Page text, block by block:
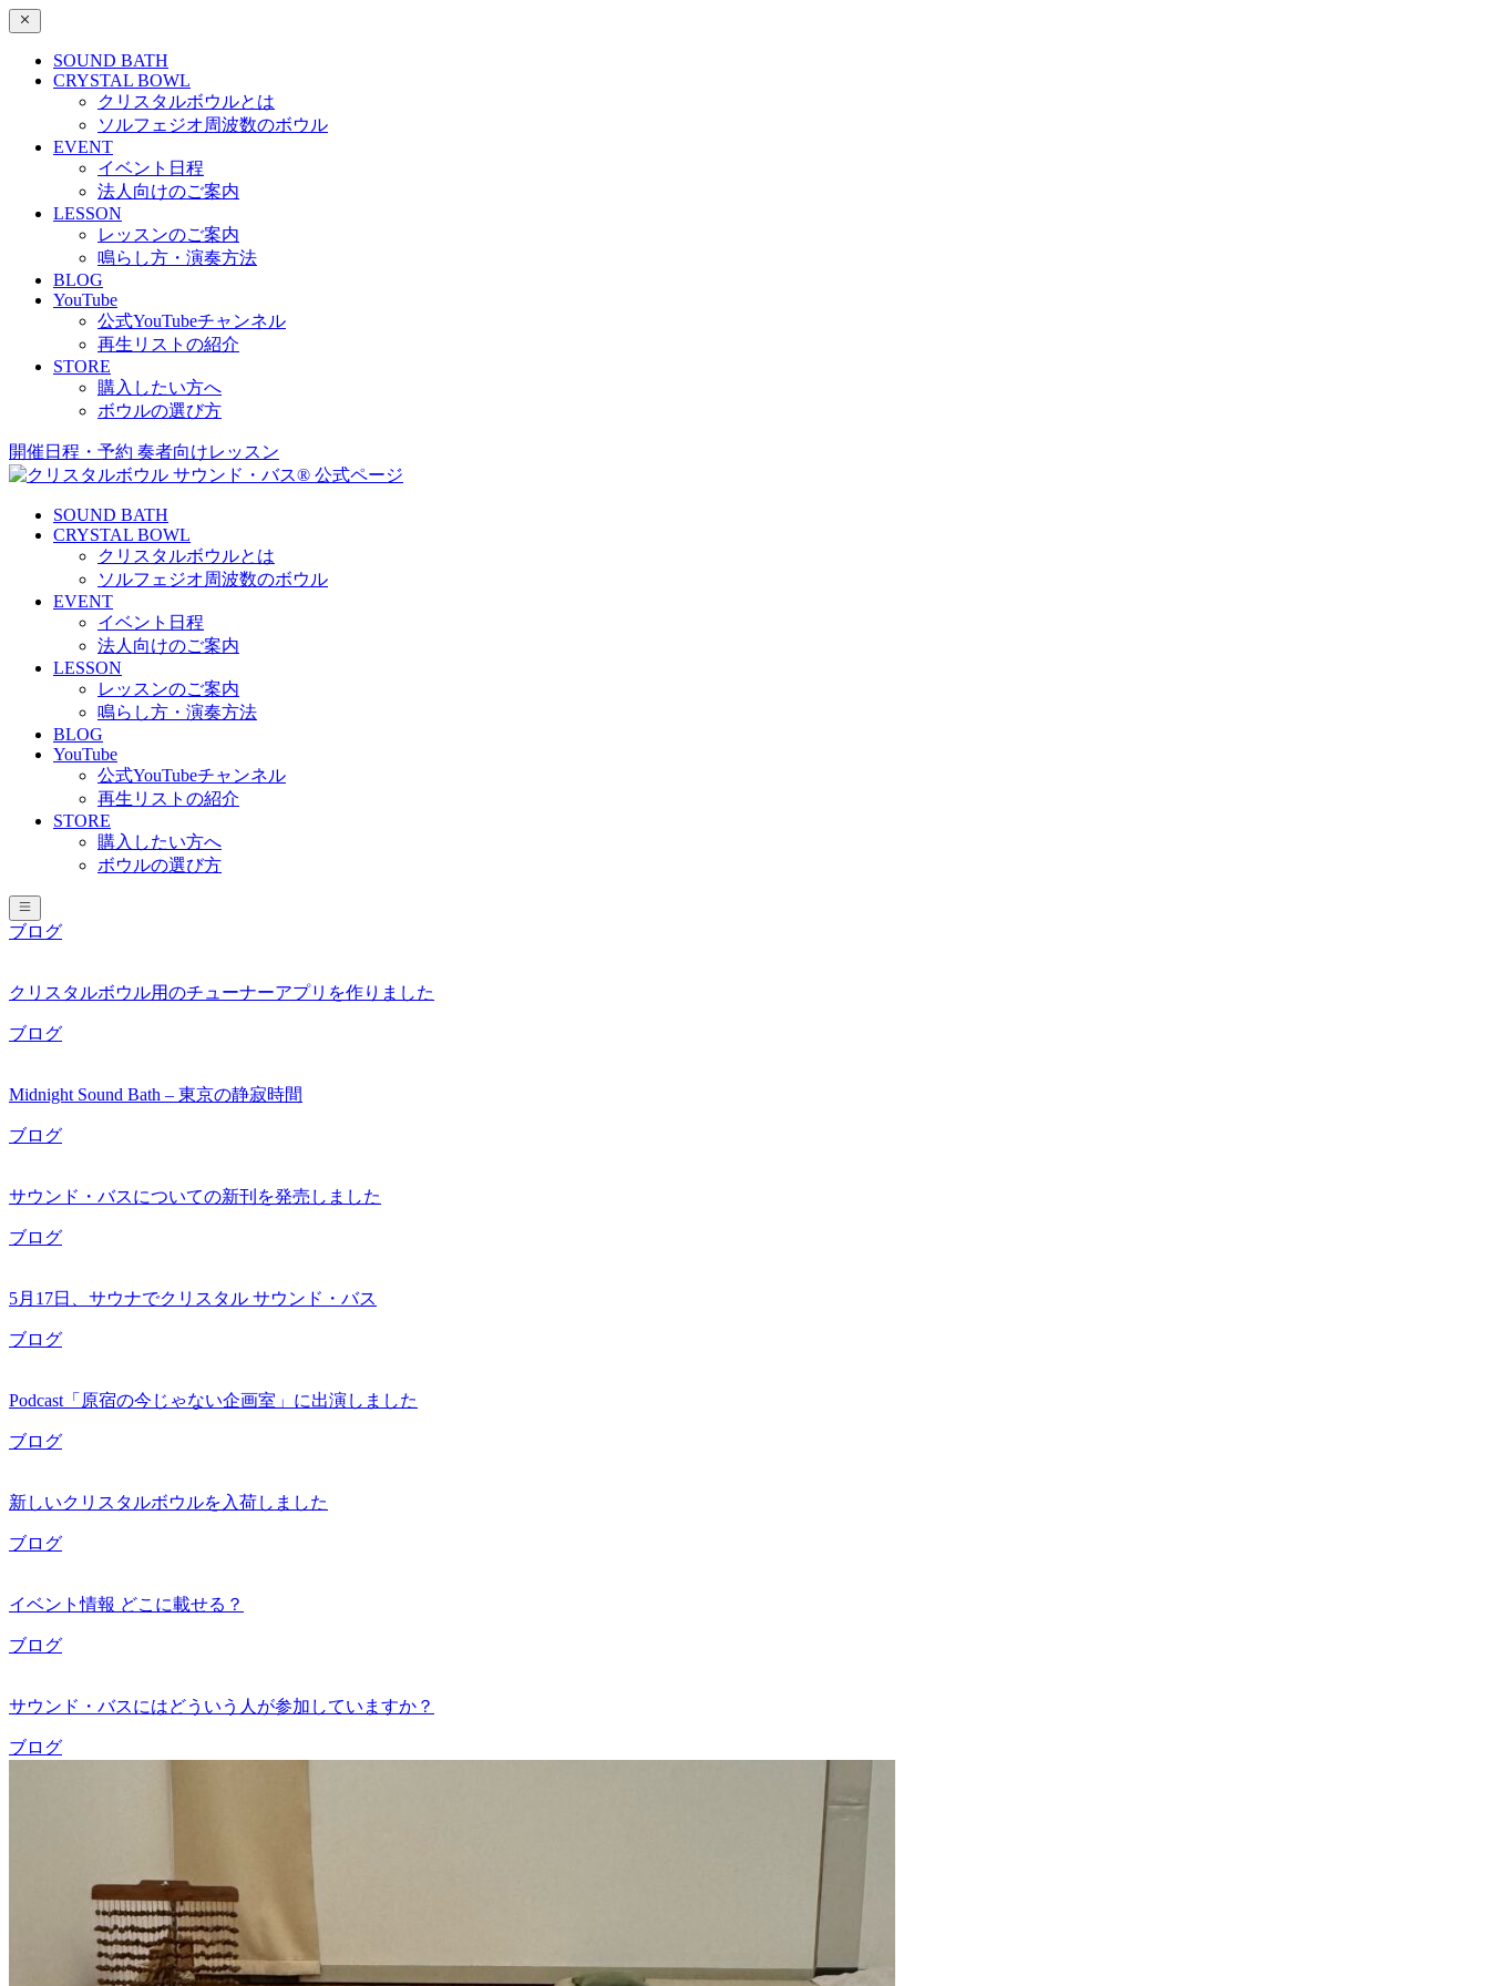
SOUND BATH
CRYSTAL BOWL
クリスタルボウルとは
ソルフェジオ周波数のボウル
EVENT
イベント日程
法人向けのご案内
LESSON
レッスンのご案内
鳴らし方・演奏方法
BLOG
YouTube
公式YouTubeチャンネル
再生リストの紹介
STORE
購入したい方へ
ボウルの選び方
開催日程・予約 奏者向けレッスン
SOUND BATH
CRYSTAL BOWL
クリスタルボウルとは
ソルフェジオ周波数のボウル
EVENT
イベント日程
法人向けのご案内
LESSON
レッスンのご案内
鳴らし方・演奏方法
BLOG
YouTube
公式YouTubeチャンネル
再生リストの紹介
STORE
購入したい方へ
ボウルの選び方
ブログ
クリスタルボウル用のチューナーアプリを作りました
ブログ
Midnight Sound Bath – 東京の静寂時間
ブログ
サウンド・バスについての新刊を発売しました
ブログ
5月17日、サウナでクリスタル サウンド・バス
ブログ
Podcast「原宿の今じゃない企画室」に出演しました
ブログ
新しいクリスタルボウルを入荷しました
ブログ
イベント情報 どこに載せる？
ブログ
サウンド・バスにはどういう人が参加していますか？
ブログ